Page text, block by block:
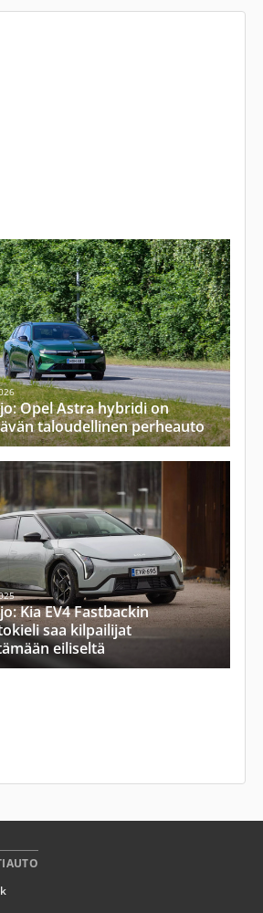
Opel Astra hybridi on
taloudellinen perheauto
Kia EV4 Fastbackin
saa kilpailijat
eiliseltä